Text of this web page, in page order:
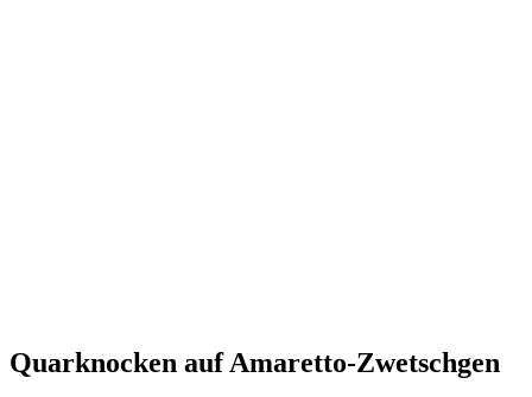
Quarknocken auf Amaretto-Zwetschgen